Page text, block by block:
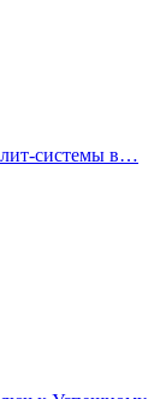
системы в…